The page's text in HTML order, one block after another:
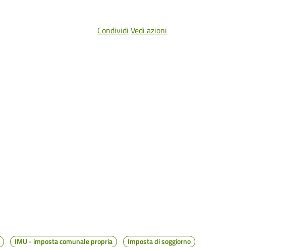
Condividi Vedi azioni
IMU - imposta comunale propria
Imposta di soggiorno